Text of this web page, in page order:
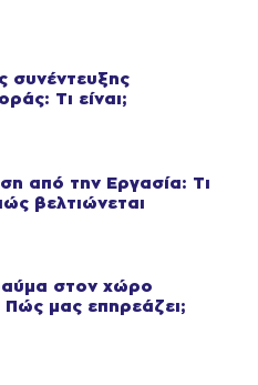
συνέντευξης
Τι είναι;
από την Εργασία: Τι
βελτιώνεται
στον χώρο
Πώς μας επηρεάζει;